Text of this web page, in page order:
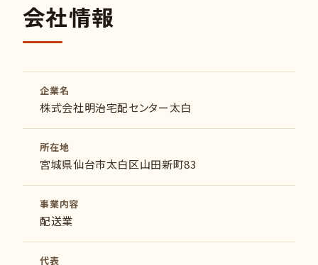
会社情報
企業名
株式会社明治宅配センター太白
所在地
宮城県仙台市太白区山田新町83
事業内容
配送業
代表